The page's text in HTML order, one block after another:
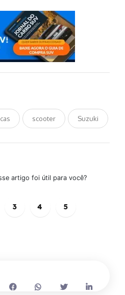
scooter Suzuki
artigo foi útil para você?
3 4 5